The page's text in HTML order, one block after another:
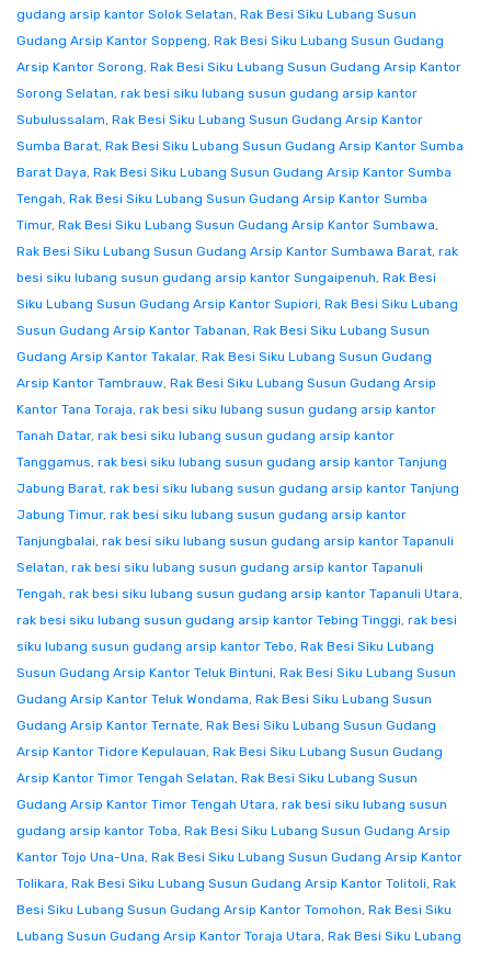
gudang arsip kantor Solok Selatan, Rak Besi Siku Lubang Susun
Gudang Arsip Kantor Soppeng, Rak Besi Siku Lubang Susun Gudang
Arsip Kantor Sorong, Rak Besi Siku Lubang Susun Gudang Arsip Kantor
Sorong Selatan, rak besi siku lubang susun gudang arsip kantor
Subulussalam, Rak Besi Siku Lubang Susun Gudang Arsip Kantor
Sumba Barat, Rak Besi Siku Lubang Susun Gudang Arsip Kantor Sumba
Barat Daya, Rak Besi Siku Lubang Susun Gudang Arsip Kantor Sumba
Tengah, Rak Besi Siku Lubang Susun Gudang Arsip Kantor Sumba
Timur, Rak Besi Siku Lubang Susun Gudang Arsip Kantor Sumbawa,
Rak Besi Siku Lubang Susun Gudang Arsip Kantor Sumbawa Barat, rak
besi siku lubang susun gudang arsip kantor Sungaipenuh, Rak Besi
Siku Lubang Susun Gudang Arsip Kantor Supiori, Rak Besi Siku Lubang
Susun Gudang Arsip Kantor Tabanan, Rak Besi Siku Lubang Susun
Gudang Arsip Kantor Takalar, Rak Besi Siku Lubang Susun Gudang
Arsip Kantor Tambrauw, Rak Besi Siku Lubang Susun Gudang Arsip
Kantor Tana Toraja, rak besi siku lubang susun gudang arsip kantor
Tanah Datar, rak besi siku lubang susun gudang arsip kantor
Tanggamus, rak besi siku lubang susun gudang arsip kantor Tanjung
Jabung Barat, rak besi siku lubang susun gudang arsip kantor Tanjung
Jabung Timur, rak besi siku lubang susun gudang arsip kantor
Tanjungbalai, rak besi siku lubang susun gudang arsip kantor Tapanuli
Selatan, rak besi siku lubang susun gudang arsip kantor Tapanuli
Tengah, rak besi siku lubang susun gudang arsip kantor Tapanuli Utara,
rak besi siku lubang susun gudang arsip kantor Tebing Tinggi, rak besi
siku lubang susun gudang arsip kantor Tebo, Rak Besi Siku Lubang
Susun Gudang Arsip Kantor Teluk Bintuni, Rak Besi Siku Lubang Susun
Gudang Arsip Kantor Teluk Wondama, Rak Besi Siku Lubang Susun
Gudang Arsip Kantor Ternate, Rak Besi Siku Lubang Susun Gudang
Arsip Kantor Tidore Kepulauan, Rak Besi Siku Lubang Susun Gudang
Arsip Kantor Timor Tengah Selatan, Rak Besi Siku Lubang Susun
Gudang Arsip Kantor Timor Tengah Utara, rak besi siku lubang susun
gudang arsip kantor Toba, Rak Besi Siku Lubang Susun Gudang Arsip
Kantor Tojo Una-Una, Rak Besi Siku Lubang Susun Gudang Arsip Kantor
Tolikara, Rak Besi Siku Lubang Susun Gudang Arsip Kantor Tolitoli, Rak
Besi Siku Lubang Susun Gudang Arsip Kantor Tomohon, Rak Besi Siku
Lubang Susun Gudang Arsip Kantor Toraja Utara, Rak Besi Siku Lubang